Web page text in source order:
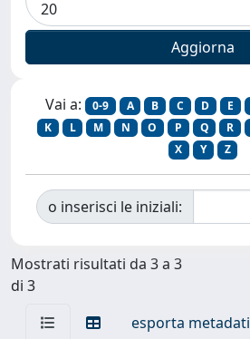
Vai a: 0-9 A B C D E
K
L M N O P Q R
X
Y Z
o inserisci le iniziali:
Mostrati risultati da 3 a 3
di 3
esporta metadati